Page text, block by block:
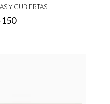
Y CUBIERTAS
150